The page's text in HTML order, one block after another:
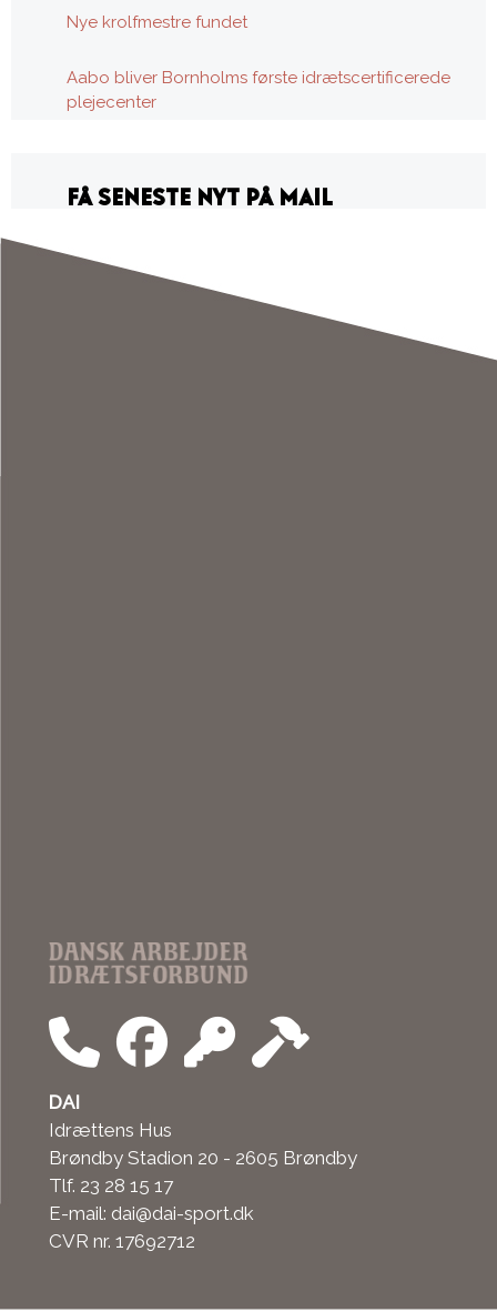
Nye krolfmestre fundet
Aabo bliver Bornholms første idrætscertificerede
plejecenter
FÅ SENESTE NYT PÅ MAIL
DAI
Idrættens Hus
Brøndby Stadion 20 - 2605 Brøndby
Tlf. 23 28 15 17
E-mail: dai@dai-sport.dk
CVR nr. 17692712